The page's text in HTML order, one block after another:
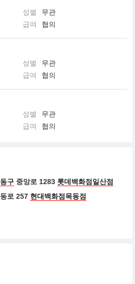
성별
무관
급여 협의
성별
무관
급여 협의
성별
무관
급여 협의
구 중앙로 1283 롯데백화점일산점
로 257 현대백화점목동점